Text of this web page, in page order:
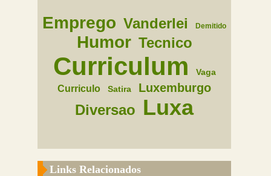
Emprego Vanderlei Demitido
Humor Tecnico
Curriculum Vaga
Curriculo Satira Luxemburgo
Diversao Luxa
Links Relacionados